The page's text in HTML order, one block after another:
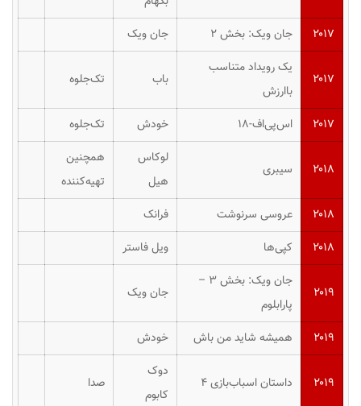
۲۰۱۷
جان ویک: بخش ۲ جان ویک
۲۰۱۷
یک رویداد متناسب
باارزش
باب تک‌جلوه
۲۰۱۷ اس‌پی‌اف-۱۸ خودش تک‌جلوه
۲۰۱۸ سیبری
لوکاس
هیل
همچنین
تهیه‌کننده
۲۰۱۸
عروسی سرنوشت
فرانک
۲۰۱۸
کپی‌ها ویل فاستر
۲۰۱۹
جان ویک: بخش ۳ –
پارابلوم
جان ویک
۲۰۱۹ همیشه شاید من باش خودش
۲۰۱۹ داستان اسباب‌بازی ۴
دوک
کابوم
صدا